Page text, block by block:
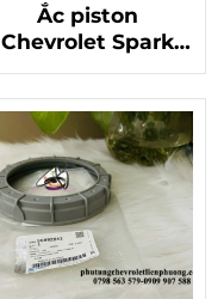
Ắc piston
Chevrolet Spark
m300, matiz 4
chính hãng Mã
96830685